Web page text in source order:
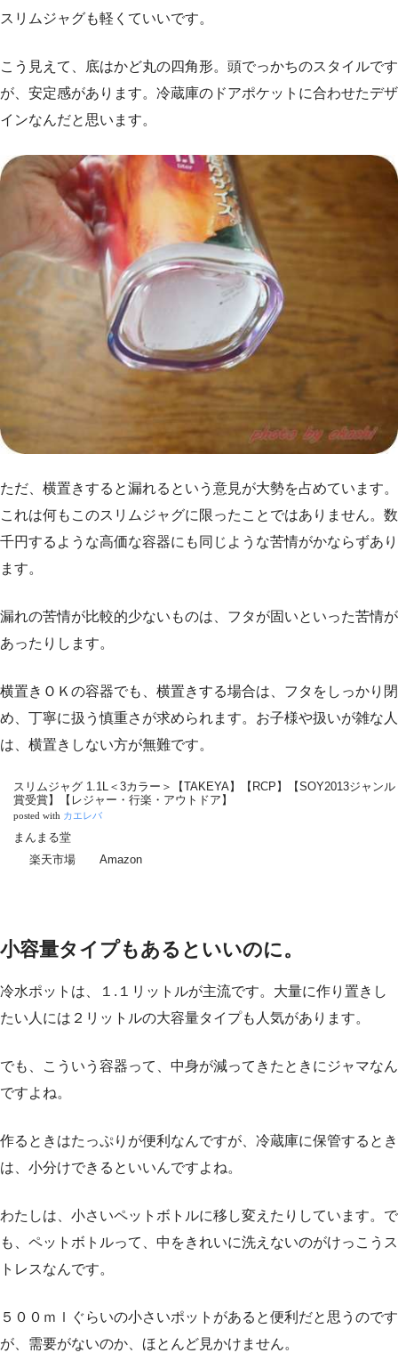
スリムジャグも軽くていいです。
こう見えて、底はかど丸の四角形。頭でっかちのスタイルです
が、安定感があります。冷蔵庫のドアポケットに合わせたデザ
インなんだと思います。
ただ、横置きすると漏れるという意見が大勢を占めています。
これは何もこのスリムジャグに限ったことではありません。数
千円するような高価な容器にも同じような苦情がかならずあり
ます。
漏れの苦情が比較的少ないものは、フタが固いといった苦情が
あったりします。
横置きＯＫの容器でも、横置きする場合は、フタをしっかり閉
め、丁寧に扱う慎重さが求められます。お子様や扱いが雑な人
は、横置きしない方が無難です。
スリムジャグ 1.1L＜3カラー＞【TAKEYA】【RCP】【SOY2013ジャンル
賞受賞】【レジャー・行楽・アウトドア】
posted with カエレバ
まんまる堂
楽天市場
Amazon
小容量タイプもあるといいのに。
冷水ポットは、１.１リットルが主流です。大量に作り置きし
たい人には２リットルの大容量タイプも人気があります。
でも、こういう容器って、中身が減ってきたときにジャマなん
ですよね。
作るときはたっぷりが便利なんですが、冷蔵庫に保管するとき
は、小分けできるといいんですよね。
わたしは、小さいペットボトルに移し変えたりしています。で
も、ペットボトルって、中をきれいに洗えないのがけっこうス
トレスなんです。
５００ｍｌぐらいの小さいポットがあると便利だと思うのです
が、需要がないのか、ほとんど見かけません。